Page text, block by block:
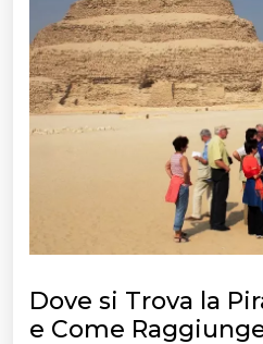
Dove si Trova la
e Come